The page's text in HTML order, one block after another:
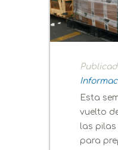
Esta
vuelto
las
para